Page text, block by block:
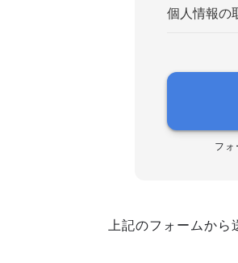
個人情報の
フ
上記のフォームから